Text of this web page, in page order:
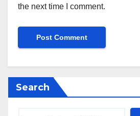
the next time I comment.
Search